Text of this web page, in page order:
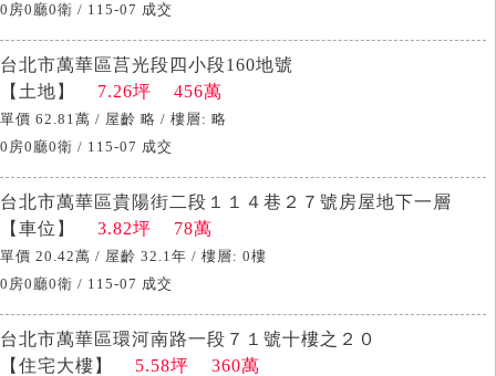
0房0廳0衛 / 115-07 成交
台北市萬華區莒光段四小段160地號
【土地】
7.26坪 456萬
單價 62.81萬 / 屋齡 略 / 樓層: 略
0房0廳0衛 / 115-07 成交
台北市萬華區貴陽街二段１１４巷２７號房屋地下一層
【車位】
3.82坪 78萬
單價 20.42萬 / 屋齡 32.1年 / 樓層: 0樓
0房0廳0衛 / 115-07 成交
台北市萬華區環河南路一段７１號十樓之２０
【住宅大樓】
5.58坪 360萬